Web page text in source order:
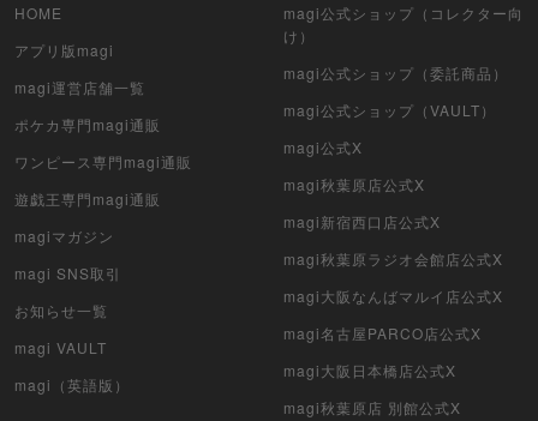
HOME
アプリ版magi
magi運営店舗一覧
ポケカ専門magi通販
ワンピース専門magi通販
遊戯王専門magi通販
magiマガジン
magi SNS取引
お知らせ一覧
magi VAULT
magi（英語版）
magi公式ショップ（コレクター向
け）
magi公式ショップ（委託商品）
magi公式ショップ（VAULT）
magi公式X
magi秋葉原店公式X
magi新宿西口店公式X
magi秋葉原ラジオ会館店公式X
magi大阪なんばマルイ店公式X
magi名古屋PARCO店公式X
magi大阪日本橋店公式X
magi秋葉原店 別館公式X